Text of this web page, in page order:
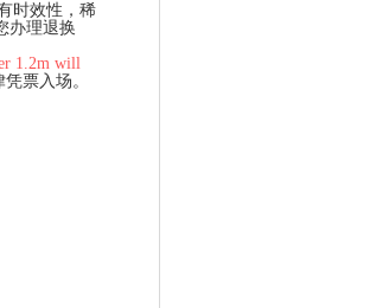
时效性，稀
办理退换
1.2m will
票入场。